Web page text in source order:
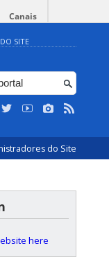
Canais
SITE
do Site
here